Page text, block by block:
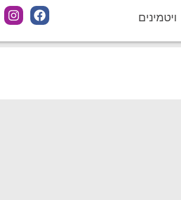
ויטמינים